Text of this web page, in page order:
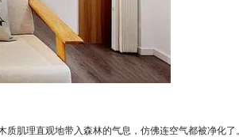
肌理直观地带入森林的气息，仿佛连空气都被净化